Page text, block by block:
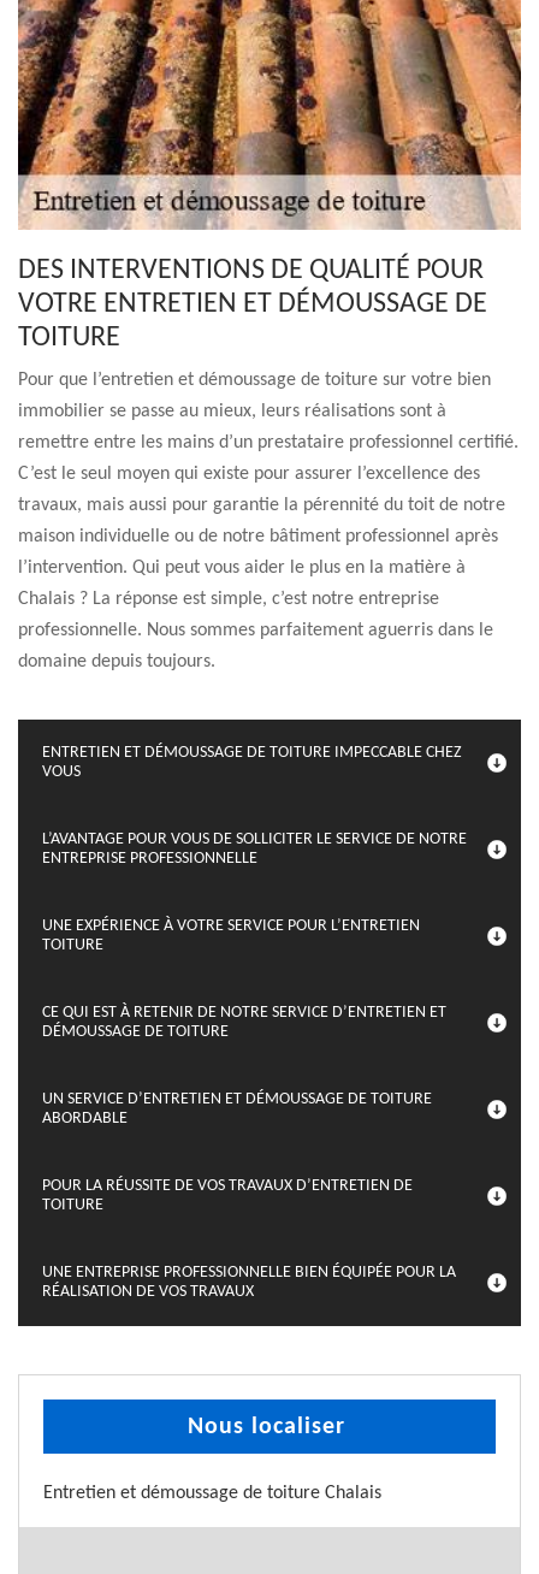
DES INTERVENTIONS DE QUALITÉ POUR
VOTRE ENTRETIEN ET DÉMOUSSAGE DE
TOITURE
Pour que l’entretien et démoussage de toiture sur votre bien
immobilier se passe au mieux, leurs réalisations sont à
remettre entre les mains d’un prestataire professionnel certifié.
C’est le seul moyen qui existe pour assurer l’excellence des
travaux, mais aussi pour garantie la pérennité du toit de notre
maison individuelle ou de notre bâtiment professionnel après
l’intervention. Qui peut vous aider le plus en la matière à
Chalais ? La réponse est simple, c’est notre entreprise
professionnelle. Nous sommes parfaitement aguerris dans le
domaine depuis toujours.
ENTRETIEN ET DÉMOUSSAGE DE TOITURE IMPECCABLE CHEZ
VOUS
L’AVANTAGE POUR VOUS DE SOLLICITER LE SERVICE DE NOTRE
ENTREPRISE PROFESSIONNELLE
UNE EXPÉRIENCE À VOTRE SERVICE POUR L’ENTRETIEN
TOITURE
CE QUI EST À RETENIR DE NOTRE SERVICE D’ENTRETIEN ET
DÉMOUSSAGE DE TOITURE
UN SERVICE D’ENTRETIEN ET DÉMOUSSAGE DE TOITURE
ABORDABLE
POUR LA RÉUSSITE DE VOS TRAVAUX D’ENTRETIEN DE
TOITURE
UNE ENTREPRISE PROFESSIONNELLE BIEN ÉQUIPÉE POUR LA
RÉALISATION DE VOS TRAVAUX
Nous localiser
Entretien et démoussage de toiture Chalais